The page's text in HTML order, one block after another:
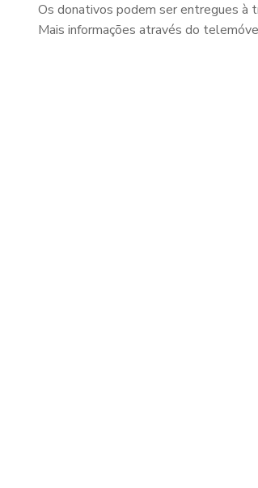
Os donativos podem ser entregues à
Mais informações através do